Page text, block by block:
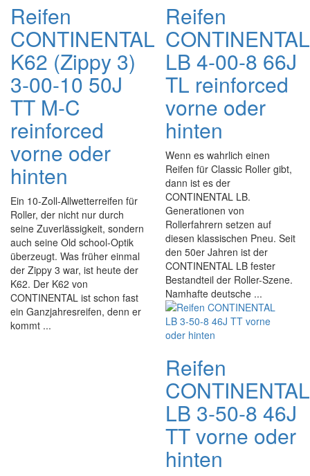
Reifen
CONTINENTAL
K62 (Zippy 3)
3-00-10 50J
TT M-C
reinforced
vorne oder
hinten
Ein 10-Zoll-Allwetterreifen für
Roller, der nicht nur durch
seine Zuverlässigkeit, sondern
auch seine Old school-Optik
überzeugt. Was früher einmal
der Zippy 3 war, ist heute der
K62. Der K62 von
CONTINENTAL ist schon fast
ein Ganzjahresreifen, denn er
kommt ...
Reifen
CONTINENTAL
LB 4-00-8 66J
TL reinforced
vorne oder
hinten
Wenn es wahrlich einen
Reifen für Classic Roller gibt,
dann ist es der
CONTINENTAL LB.
Generationen von
Rollerfahrern setzen auf
diesen klassischen Pneu. Seit
den 50er Jahren ist der
CONTINENTAL LB fester
Bestandteil der Roller-Szene.
Namhafte deutsche ...
Reifen
CONTINENTAL
LB 3-50-8 46J
TT vorne oder
hinten